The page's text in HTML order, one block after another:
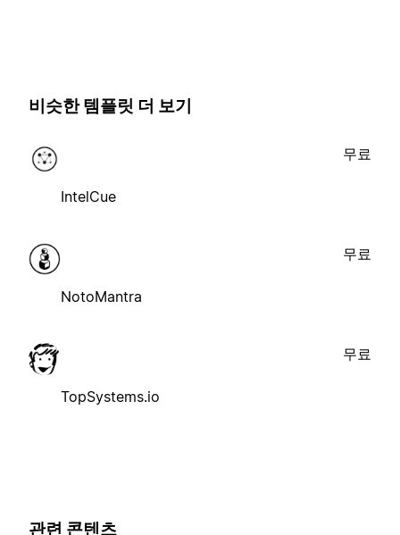
비슷한 템플릿 더 보기
IntelCue
무료
NotoMantra
무료
TopSystems.io
무료
관련 콘텐츠